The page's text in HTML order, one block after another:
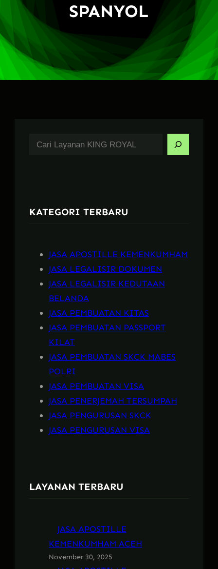
SPANYOL
h
KATEGORI TERBARU
JASA APOSTILLE KEMENKUMHAM
JASA LEGALISIR DOKUMEN
JASA LEGALISIR KEDUTAAN
BELANDA
JASA PEMBUATAN KITAS
JASA PEMBUATAN PASSPORT
KILAT
JASA PEMBUATAN SKCK MABES
POLRI
JASA PEMBUATAN VISA
JASA PENERJEMAH TERSUMPAH
JASA PENGURUSAN SKCK
JASA PENGURUSAN VISA
LAYANAN TERBARU
JASA APOSTILLE
KEMENKUMHAM ACEH
November 30, 2025